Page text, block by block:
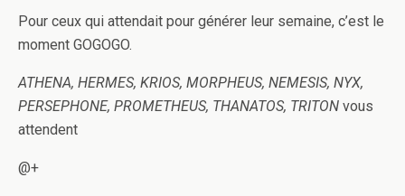
Pour ceux qui attendait pour générer leur semaine, c’est le
moment GOGOGO.
ATHENA, HERMES, KRIOS, MORPHEUS, NEMESIS, NYX,
PERSEPHONE, PROMETHEUS, THANATOS, TRITON vous
attendent
@+